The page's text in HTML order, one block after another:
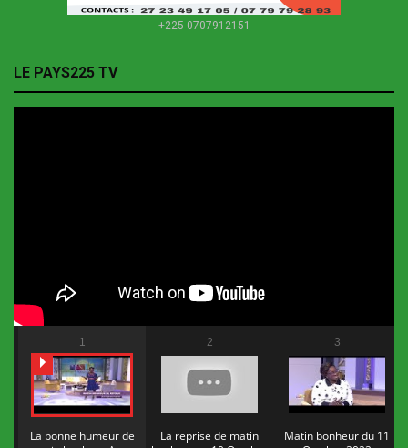
+225 0707912151
LE PAYS225 TV
1
La bonne humeur de
2
La reprise de matin
3
Matin bonheur du 11